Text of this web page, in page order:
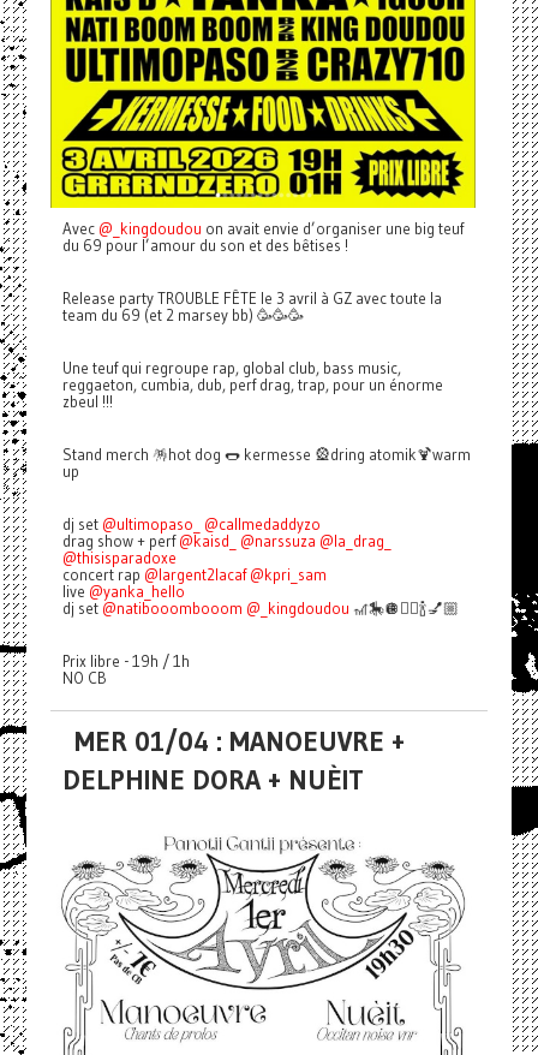
Avec @_kingdoudou on avait envie d’organiser une big teuf
du 69 pour l’amour du son et des bêtises !
Release party TROUBLE FÊTE le 3 avril à GZ avec toute la
team du 69 (et 2 marsey bb) 🥳🥳🥳
Une teuf qui regroupe rap, global club, bass music,
reggaeton, cumbia, dub, perf drag, trap, pour un énorme
zbeul !!!
Stand merch 🪅hot dog 🌭 kermesse 🎡dring atomik🍹warm
up
dj set @ultimopaso_
@callmedaddyzo
drag show + perf@kaisd_ @narssuza @la_drag_
@thisisparadoxe
concert rap @largent2lacaf @kpri_sam
live @yanka_hello
dj set @natibooombooom @_kingdoudou 🎢🎠🪩👯‍♀️🍾💅🏼
Prix libre - 19h / 1h
NO CB
MER 01/04 : MANOEUVRE +
DELPHINE DORA + NUÈIT